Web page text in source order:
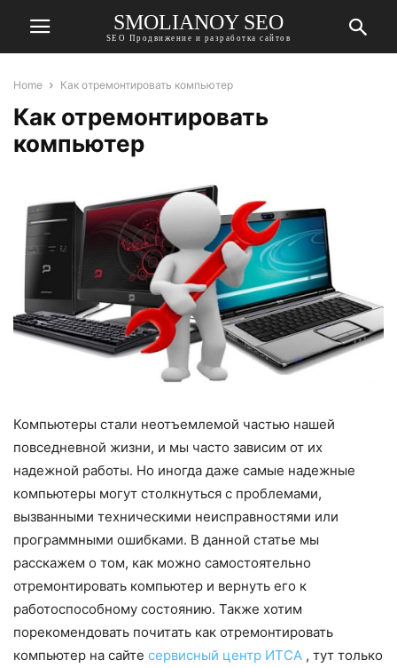
SMOLIANOY SEO
SEO Продвижение и разработка сайтов
Home Как отремонтировать компьютер
Как отремонтировать
компьютер
Компьютеры стали неотъемлемой частью нашей
повседневной жизни, и мы часто зависим от их
надежной работы. Но иногда даже самые надежные
компьютеры могут столкнуться с проблемами,
вызванными техническими неисправностями или
программными ошибками. В данной статье мы
расскажем о том, как можно самостоятельно
отремонтировать компьютер и вернуть его к
работоспособному состоянию. Также хотим
порекомендовать почитать как отремонтировать
компьютер на сайте сервисный центр ИТСА , тут только